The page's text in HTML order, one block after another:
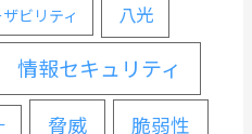
ビリティ 八光
情報セキュリティ
脅威 脆弱性